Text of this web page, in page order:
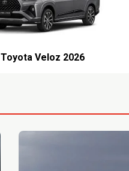
Toyota Veloz 2026